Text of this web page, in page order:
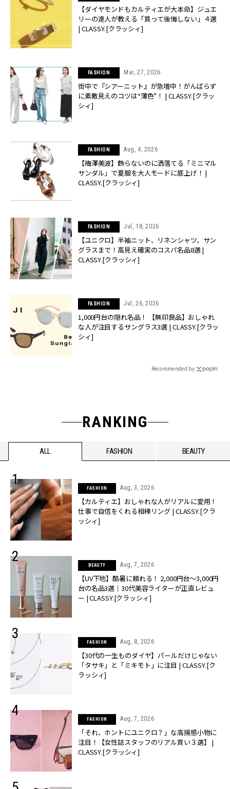
【ダイヤモンドもカルティエが大本命】ジュエ
リーの達人が教える「買って後悔しない」４選
| CLASSY.[クラッシィ]
FASHION Mar, 27, 2026
街中で『シアーニット』が急増中！がんばらず
に素敵見えのコツは“薄色”！ | CLASSY.[クラッ
シィ]
FASHION Aug, 4, 2026
【梅澤美波】飾らないのに洒落てる「ミニマル
サンダル」で夏服を大人モードに底上げ！ |
CLASSY.[クラッシィ]
FASHION Jul, 18, 2026
【ユニクロ】半袖ニット、リネンシャツ、サン
グラスまで！高見え確実のコスパ名品8選 |
CLASSY.[クラッシィ]
FASHION Jul, 26, 2026
1,000円台の隠れ名品！ 【無印良品】おしゃれ
な人が注目するサングラス3選 | CLASSY.[クラッ
シィ]
Recommended by
RANKING
ALL FASHION BEAUTY
FASHION Aug, 3, 2026
【カルティエ】おしゃれな人がリアルに愛用！
仕事で自信をくれる相棒リング | CLASSY.[クラ
ッシィ]
BEAUTY Aug, 7, 2026
【UV下地】酷暑に頼れる！ 2,000円台〜3,000円
台の名品3選｜30代美容ライターが正直レビュ
ー | CLASSY.[クラッシィ]
FASHION Aug, 8, 2026
【30代の一生ものダイヤ】パールだけじゃない
「タサキ」と「ミキモト」に注目 | CLASSY.[ク
ラッシィ]
FASHION Aug, 7, 2026
「それ、ホントにユニクロ？」な高揚感小物に
注目！【女性誌スタッフのリアル買い３選】 |
CLASSY.[クラッシィ]